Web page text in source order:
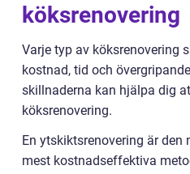
köksrenovering
Varje typ av köksrenovering
kostnad, tid och
skillnaderna kan hjälpa dig
köksrenovering.
En ytskiktsrenovering är
mest kostnadseffektiva